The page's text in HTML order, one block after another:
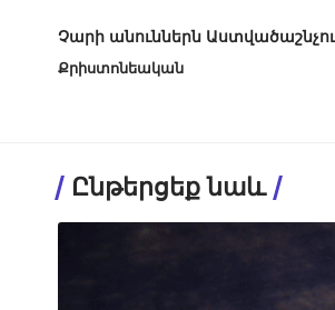
Չարի անուններն
Քրիստոնեական
Ընթերցեք նաև